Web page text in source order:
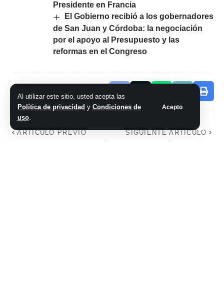
Al utilizar este sitio, usted acepta las
Política de privacidad y Condiciones de
uso.
Acepto
Presidente en Francia
El Gobierno recibió a los gobernadores
de San Juan y Córdoba: la negociación
por el apoyo al Presupuesto y las
reformas en el Congreso
ARTÍCULO PREVIO SIGUIENTE ARTÍCULO